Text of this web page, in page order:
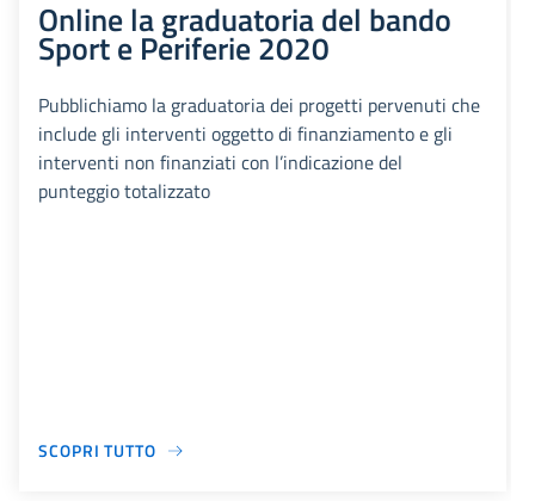
Online la graduatoria del bando
Sport e Periferie 2020
Pubblichiamo la graduatoria dei progetti pervenuti che
include gli interventi oggetto di finanziamento e gli
interventi non finanziati con l’indicazione del
punteggio totalizzato
SCOPRI TUTTO